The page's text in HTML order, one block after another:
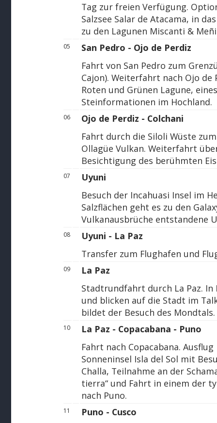
Tag zur freien Verfügung.
Salzsee Salar de Atacama, in
zu den Lagunen Miscanti &
05
San Pedro - Ojo de Perdiz
Fahrt von San Pedro zum
Cajon). Weiterfahrt nach Ojo
Roten und Grünen Lagune,
Steinformationen im Hochland.
06
Ojo de Perdiz - Colchani
Fahrt durch die Siloli Wüste
Ollagüe Vulkan. Weiterfahrt
Besichtigung des berühmten
07
Uyuni
Besuch der Incahuasi Insel im
Salzflächen geht es zu den
Vulkanausbrüche entstandene
08
Uyuni - La Paz
Transfer zum Flughafen und
09
La Paz
Stadtrundfahrt durch La Paz. In
und blicken auf die Stadt im
bildet der Besuch des Mondtals.
10
La Paz - Copacabana - Puno
Fahrt nach Copacabana.
Sonneninsel Isla del Sol mit
Challa, Teilnahme an der
tierra“ und Fahrt in einem der
nach Puno.
11
Puno - Cusco